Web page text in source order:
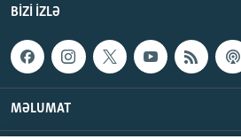
BIZI IZLƏ
MƏLUMAT